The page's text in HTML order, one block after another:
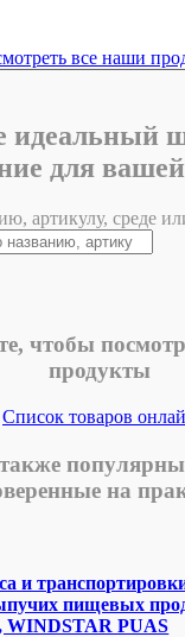
все наши
идеальный
для
артикулу, среде
чтобы
продукты
Список товаров
на
и
пищевых
WINDSTAR PUAS